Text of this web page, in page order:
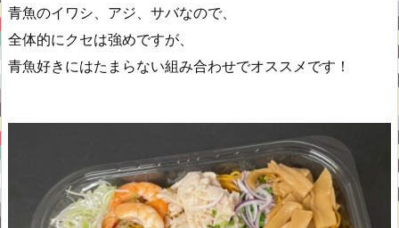
青魚のイワシ、アジ、サバなので、
全体的にクセは強めですが、
青魚好きにはたまらない組み合わせでオススメです！